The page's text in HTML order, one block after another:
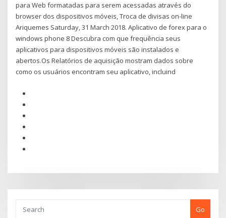
para Web formatadas para serem acessadas através do
browser dos dispositivos móveis, Troca de divisas on-line
Ariquemes Saturday, 31 March 2018. Aplicativo de forex para o
windows phone 8 Descubra com que frequência seus
aplicativos para dispositivos móveis são instalados e
abertos.Os Relatórios de aquisição mostram dados sobre
como os usuários encontram seu aplicativo, incluind
Go